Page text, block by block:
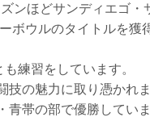
ンほどサンディエゴ・
ボウルのタイトルを獲
練習をしています。
技の魅力に取り憑かれ
帯の部で優勝していま